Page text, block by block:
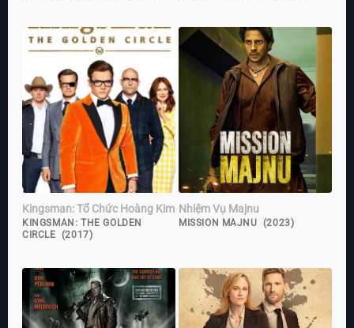
Kingsman: Tổ Chức Hoàng Kim
KINGSMAN: THE GOLDEN
CIRCLE (2017)
Nhiệm Vụ Majnu
MISSION MAJNU (2023)